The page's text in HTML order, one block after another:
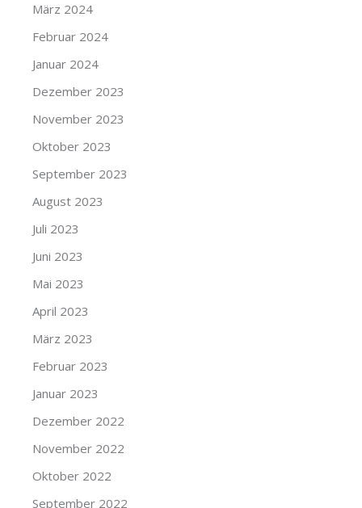
März 2024
Februar 2024
Januar 2024
Dezember 2023
November 2023
Oktober 2023
September 2023
August 2023
Juli 2023
Juni 2023
Mai 2023
April 2023
März 2023
Februar 2023
Januar 2023
Dezember 2022
November 2022
Oktober 2022
September 2022